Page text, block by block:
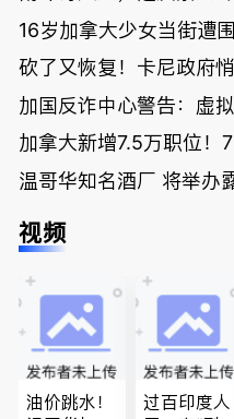
16岁加拿大少女当街遭
砍了又恢复！卡尼政府
加国反诈中心警告：虚
加拿大新增7.5万职位！
温哥华知名酒厂 将举办
视频
油价跳水！
过百印度人